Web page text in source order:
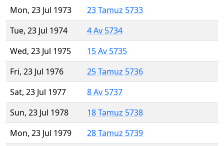
Mon, 23 Jul 1973
23 Tamuz 5733
Tue, 23 Jul 1974
4 Av 5734
Wed, 23 Jul 1975
15 Av 5735
Fri, 23 Jul 1976
25 Tamuz 5736
Sat, 23 Jul 1977
8 Av 5737
Sun, 23 Jul 1978
18 Tamuz 5738
Mon, 23 Jul 1979
28 Tamuz 5739